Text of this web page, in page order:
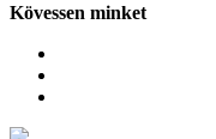
Kövessen minket